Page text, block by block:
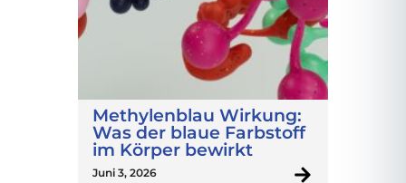
Methylenblau Wirkung:
Was der blaue Farbstoff
im Körper bewirkt
Juni 3, 2026